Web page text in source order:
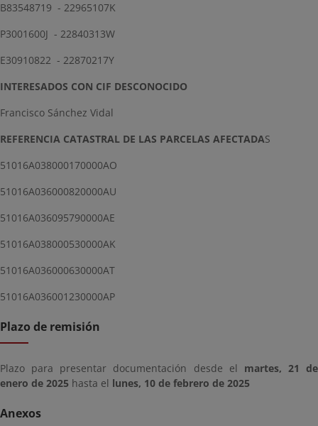
B83548719 - 22965107K
P3001600J - 22840313W
E30910822 - 22870217Y
INTERESADOS CON CIF DESCONOCIDO
Francisco Sánchez Vidal
REFERENCIA CATASTRAL DE LAS PARCELAS AFECTADAS
51016A038000170000AO
51016A036000820000AU
51016A036095790000AE
51016A038000530000AK
51016A036000630000AT
51016A036001230000AP
Plazo de remisión
Plazo para presentar documentación desde el martes, 21 de
enero de 2025 hasta el lunes, 10 de febrero de 2025
Anexos